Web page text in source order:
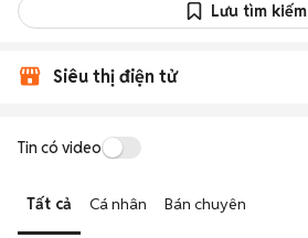
Lưu tìm kiếm
Siêu thị điện tử
Tin có video
Tất cả Cá nhân Bán chuyên